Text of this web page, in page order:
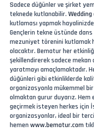
Sadece düğünler ve şirket
teknede kutlanabilir.
kutlaması yapmak
Gençlerin tekne üstünde
mezuniyet törenini kutlamak
olacaktır. Bematur her
şekillendirerek sadece
yaratmayı amaçlamaktadır.
düğünleri gibi etkinliklerde
organizasyonla mükemmel bir
olmaktan gurur duyarız.
geçirmek isteyen herkes için
organizasyonlar, ideal bir
hemen www.bematur.com